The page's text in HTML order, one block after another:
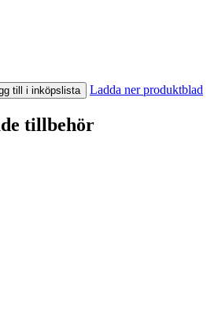
till i inköpslista Ladda ner produktblad
tillbehör